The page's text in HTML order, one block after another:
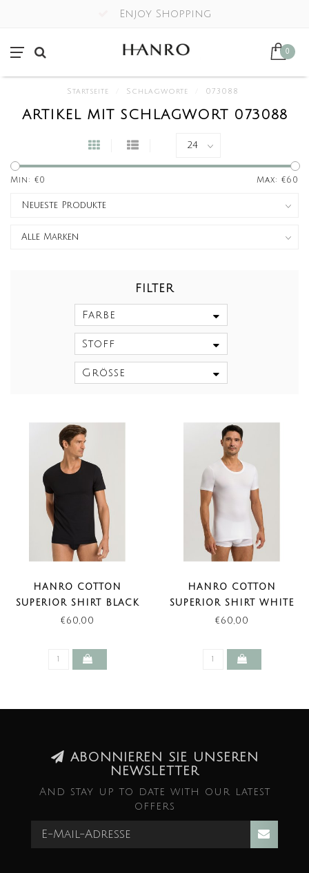
Enjoy Shopping
0
Startseite Schlagworte 073088
ARTIKEL MIT SCHLAGWORT 073088
Min: €0 Max: €60
FILTER
Farbe
Stoff
Größe
HANRO COTTON
SUPERIOR SHIRT BLACK
€60,00
HANRO COTTON
SUPERIOR SHIRT WHITE
€60,00
ABONNIEREN SIE UNSEREN
NEWSLETTER
And stay up to date with our latest
offers